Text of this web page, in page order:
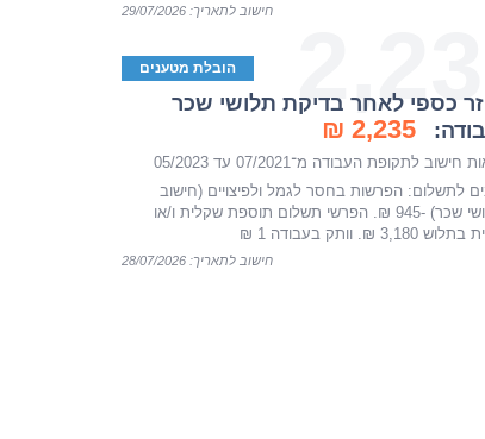
חישוב לתאריך: 29/07/2026
2,235 הובלת מטענים
כספי לאחר בדיקת תלושי שכר
2,235 ₪
חישוב לתקופת העבודה מ־07/2021 עד 05/2023
לתשלום: הפרשות בחסר לגמל ולפיצויים (חישוב
בתלושי שכר) -945 ₪. הפרשי תשלום תוספת שקלית ו/או
3,180 ₪. וותק בעבודה 1 ₪
חישוב לתאריך: 28/07/2026